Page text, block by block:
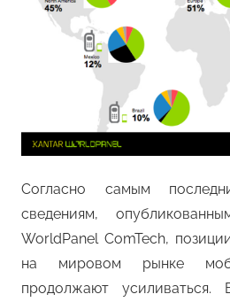
Согласно самым
сведениям,
WorldPanel ComTech,
на мировом рынке
продолжают